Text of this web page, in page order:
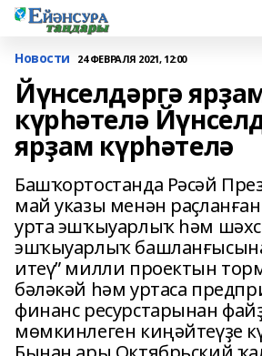
Новости 24 ФЕВРАЛЯ 2021, 12:00
Йүнселдәргә
күрһәтелә
ярҙам күрһәтелә
Башҡортостанда Рәсәй
май указы менән
урта эшҡыуарлыҡ һәм
эшҡыуарлыҡ
итеү” милли проектын
бәләкәй һәм уртаса
финанс ресурстарынан
мөмкинлеген киңәйтеүҙе